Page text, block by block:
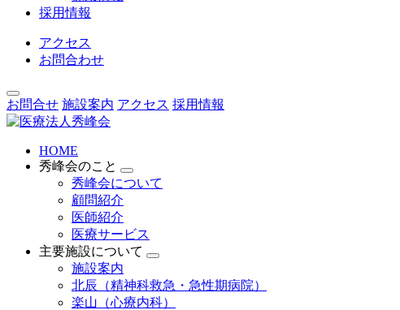
採用情報
アクセス
お問合わせ
お問合せ 施設案内 アクセス 採用情報
HOME
秀峰会のこと
秀峰会について
顧問紹介
医師紹介
医療サービス
主要施設について
施設案内
北辰（精神科救急・急性期病院）
楽山（心療内科）